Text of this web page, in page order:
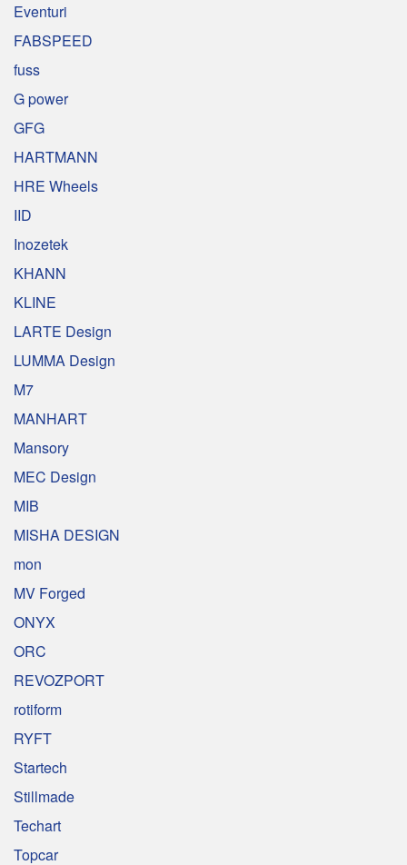
Eventuri
FABSPEED
fuss
G power
GFG
HARTMANN
HRE Wheels
IID
Inozetek
KHANN
KLINE
LARTE Design
LUMMA Design
M7
MANHART
Mansory
MEC Design
MIB
MISHA DESIGN
mon
MV Forged
ONYX
ORC
REVOZPORT
rotiform
RYFT
Startech
Stillmade
Techart
Topcar